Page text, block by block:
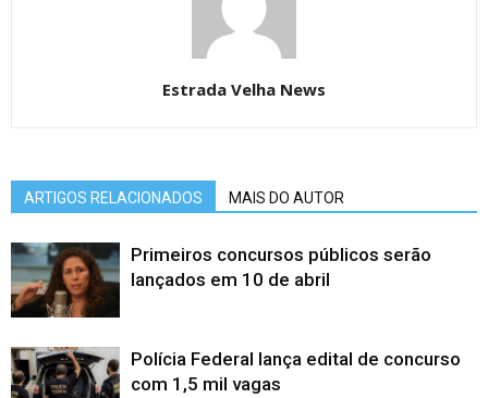
Estrada Velha News
ARTIGOS RELACIONADOS MAIS DO AUTOR
Primeiros concursos públicos serão
lançados em 10 de abril
Polícia Federal lança edital de concurso
com 1,5 mil vagas